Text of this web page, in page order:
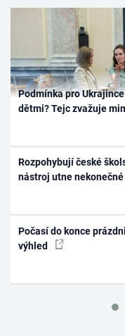
Podmínka pro
dětmi? Tejc zvažuje
Rozpohybují české
nástroj utne
Počasí do konce
výhled